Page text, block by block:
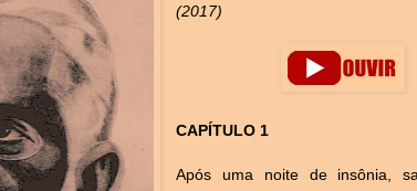
(2017)
CAPÍTULO 1
Após uma noite de insônia,